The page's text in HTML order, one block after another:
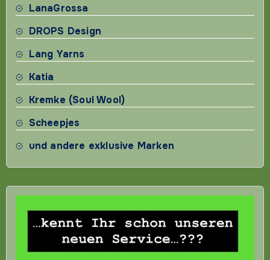
LanaGrossa
DROPS Design
Lang Yarns
Katia
Kremke (Soul Wool)
Scheepjes
und andere exklusive Marken